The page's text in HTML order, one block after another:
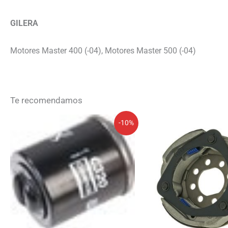
GILERA
Motores Master 400 (-04), Motores Master 500 (-04)
Te recomendamos
-10%
original
era:
5,36€.
precio
actual
es:
4,82€.
precio
original
era:
229,36€.
precio
actual
es: